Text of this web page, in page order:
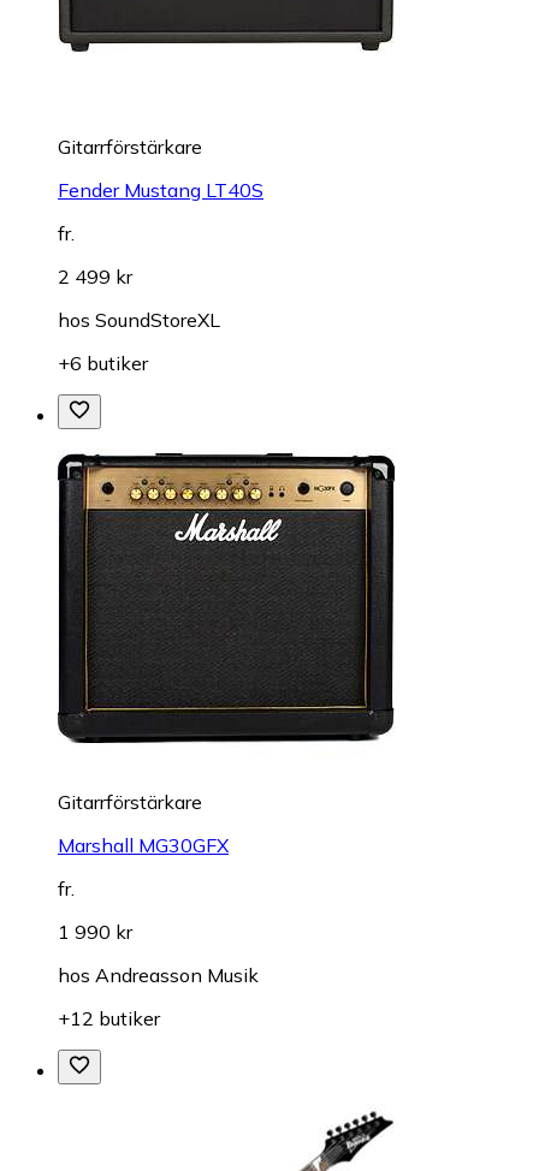
Gitarrförstärkare
Fender Mustang LT40S
fr.
2 499 kr
hos SoundStoreXL
+6 butiker
Gitarrförstärkare
Marshall MG30GFX
fr.
1 990 kr
hos Andreasson Musik
+12 butiker